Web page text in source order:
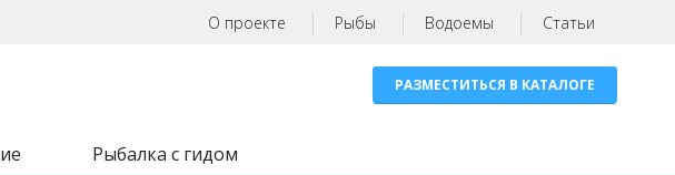
О проекте Рыбы Водоемы Статьи
РАЗМЕСТИТЬСЯ В КАТАЛОГЕ
Рыбалка с гидом